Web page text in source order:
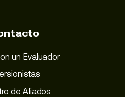
un Evaluador
de Aliados